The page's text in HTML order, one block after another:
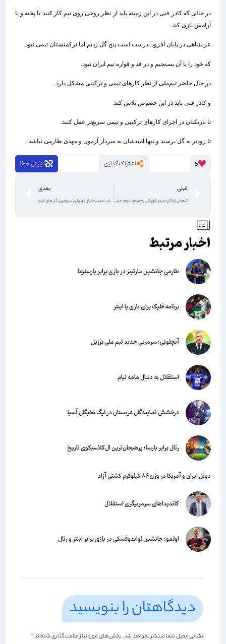
در حالی که کادر فنی در این زمینه باید از نظر روحی روی تیم کار کنند تا پخته و با
آرامش بازی کند.
عربشاهی در پایان افزود: درست است پنج گل زدیم اما ترکمنستان تیمی نبود.
که خود را با آن بسنجیم و در قد و قواره تیم ایران نبود.
در حال حاضر تیم‌ملی از نظر کارهای تیمی و ترکیبی مشکل دارد .
و کادر فنی باید در این خصوص تلاش کند.
تا بازیکنان در اجرای کارهای ترکیبی و تیمی سریع‌تر عمل کنند.
تا زودتر به گل برسند و تنها امیدشان به سردار آزمون و مهدی طارمی نباشد.
5 اشتراک گذاری گزارش خطا
قبلی
کنعانی زادگان: عیدی کوچکی به مردم دادیم/ مدیون قلعه‌نویی‌ام
بعدی
شب عجیب دنیای فوتبال با سریع‌ترین گل‌های تاریخ
اخبار مرتبط
طارمی جانشین مارتینز در بازی برابر بارسلونا
برنامه فلیک برای بازی با اینتر
آنچلوتی؛ سرمربی جدید تیم ملی برزیل
استقلال به دنبال مامه تیام
درخشش نمایندگان عربستان در لیگ نخبگان آسیا
رئال برابر بارسا؛ پرهیجان‌‌ترین ال‌کلاسیکوی تاریخ
دوئل ایران و آمریکا در وزن ۸۶ کیلوگرم کشتی آزاد
کاندیداهای سرمربیگری استقلال
اولمو؛ جانشین لواندوفسکی در بازی برابر اینتر و رئال
دیدگاهتان را بنویسید
نشانی ایمیل شما منتشر نخواهد شد.بخش‌های موردنیاز علامت‌گذاری شده‌اند*